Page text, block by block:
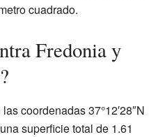
cuadrado.
Fredonia y
coordenadas 37°12′28″N
superficie total de 1.61